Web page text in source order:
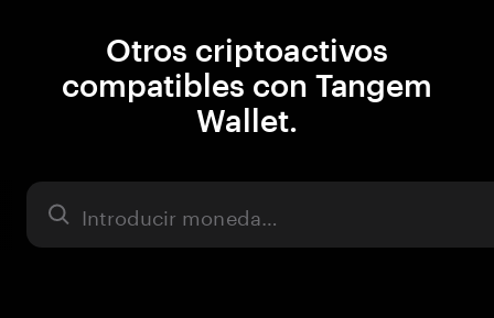
Otros criptoactivos
compatibles con Tangem
Wallet.
Activo